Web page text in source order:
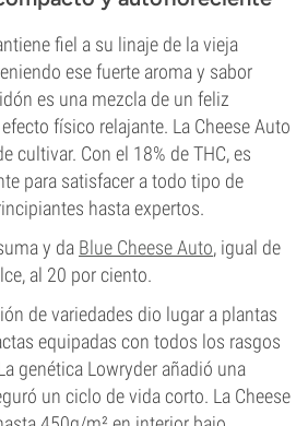
fiel a su linaje de la vieja
ese fuerte aroma y sabor
es una mezcla de un feliz
físico relajante. La Cheese Auto
cultivar. Con el 18% de THC, es
para satisfacer a todo tipo de
hasta expertos.
y da Blue Cheese Auto, igual de
al 20 por ciento.
de variedades dio lugar a plantas
equipadas con todos los rasgos
genética Lowryder añadió una
un ciclo de vida corto. La Cheese